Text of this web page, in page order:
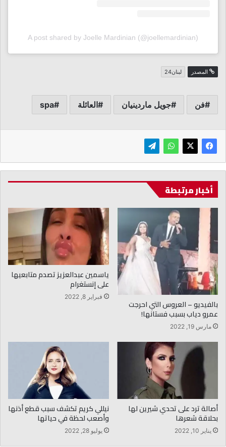
A post shared by Joelle Mardinian (@joellemardinian)
المصدر لبنان24
فن جويل ماردينيان العائلة spa
أخبار مرتبطة
بالفيديو – العروس التي احرجت
عمرو دياب بسبب فستانها!
مارس 19, 2022
ياسمين عبدالعزيز تصدم متابعيها
على إنستغرام
فبراير 8, 2022
أصالة ترد على تحدي شيرين لها
بحلاقة شعرها
يناير 10, 2022
نيللي كريم تكشف سبب قطع أذنها
وأصعب لحظة في حياتها
يوليو 28, 2022